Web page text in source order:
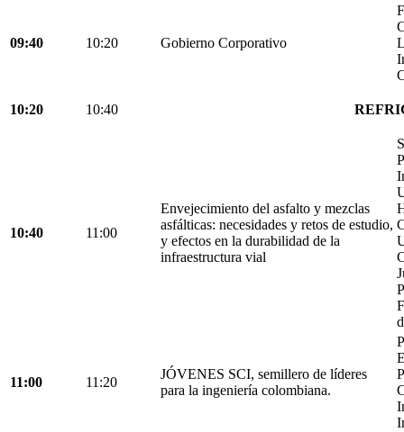
09:40 10:20 Gobierno Corporativo
10:20 10:40
10:40 11:00
Envejecimiento del asfalto y mezclas
asfálticas: necesidades y retos de estudio,
y efectos en la durabilidad de la
infraestructura vial
11:00 11:20
JÓVENES SCI, semillero de líderes
para la ingeniería colombiana.